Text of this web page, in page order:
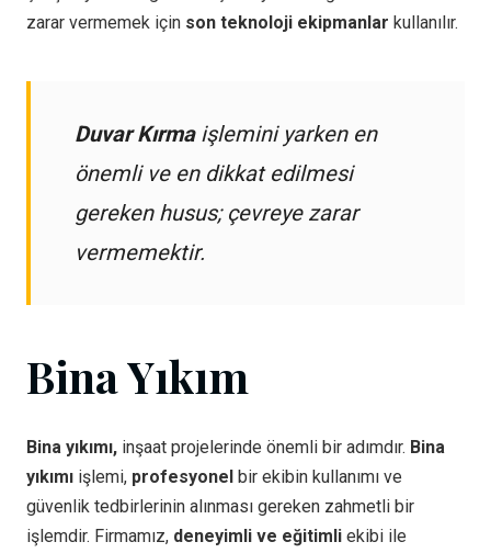
zarar vermemek için son teknoloji ekipmanlar kullanılır.
Duvar Kırmaişlemini yarken en
önemli ve en dikkat edilmesi
gereken husus; çevreye zarar
vermemektir.
Bina Yıkım
Bina yıkımı, inşaat projelerinde önemli bir adımdır. Bina
yıkımı işlemi, profesyonel bir ekibin kullanımı ve
güvenlik tedbirlerinin alınması gereken zahmetli bir
işlemdir. Firmamız, deneyimli ve eğitimli ekibi ile